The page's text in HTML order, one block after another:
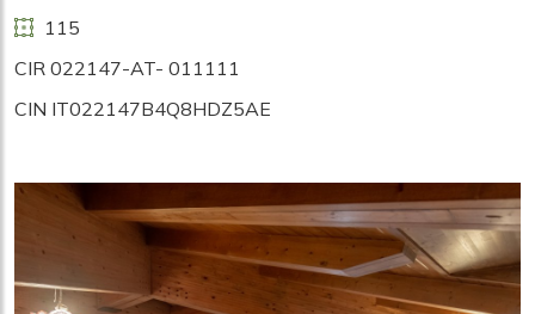
115
CIR 022147-AT- 011111
CIN IT022147B4Q8HDZ5AE